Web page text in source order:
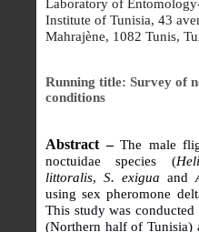
Laboratory of
Institute of Tunisia, 43
Mahrajène, 1082 Tunis,
Running title: Survey of
conditions
Abstract –The male
noctuidae species (
littoralis, S. exigua and
using sex pheromone
This study was
(Northern half of Tunisia)